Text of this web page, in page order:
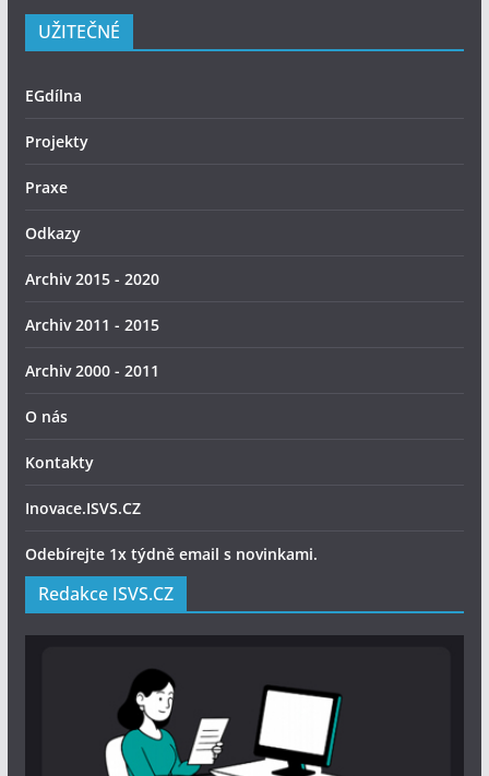
UŽITEČNÉ
EGdílna
Projekty
Praxe
Odkazy
Archiv 2015 - 2020
Archiv 2011 - 2015
Archiv 2000 - 2011
O nás
Kontakty
Inovace.ISVS.CZ
Odebírejte 1x týdně email s novinkami.
Redakce ISVS.CZ